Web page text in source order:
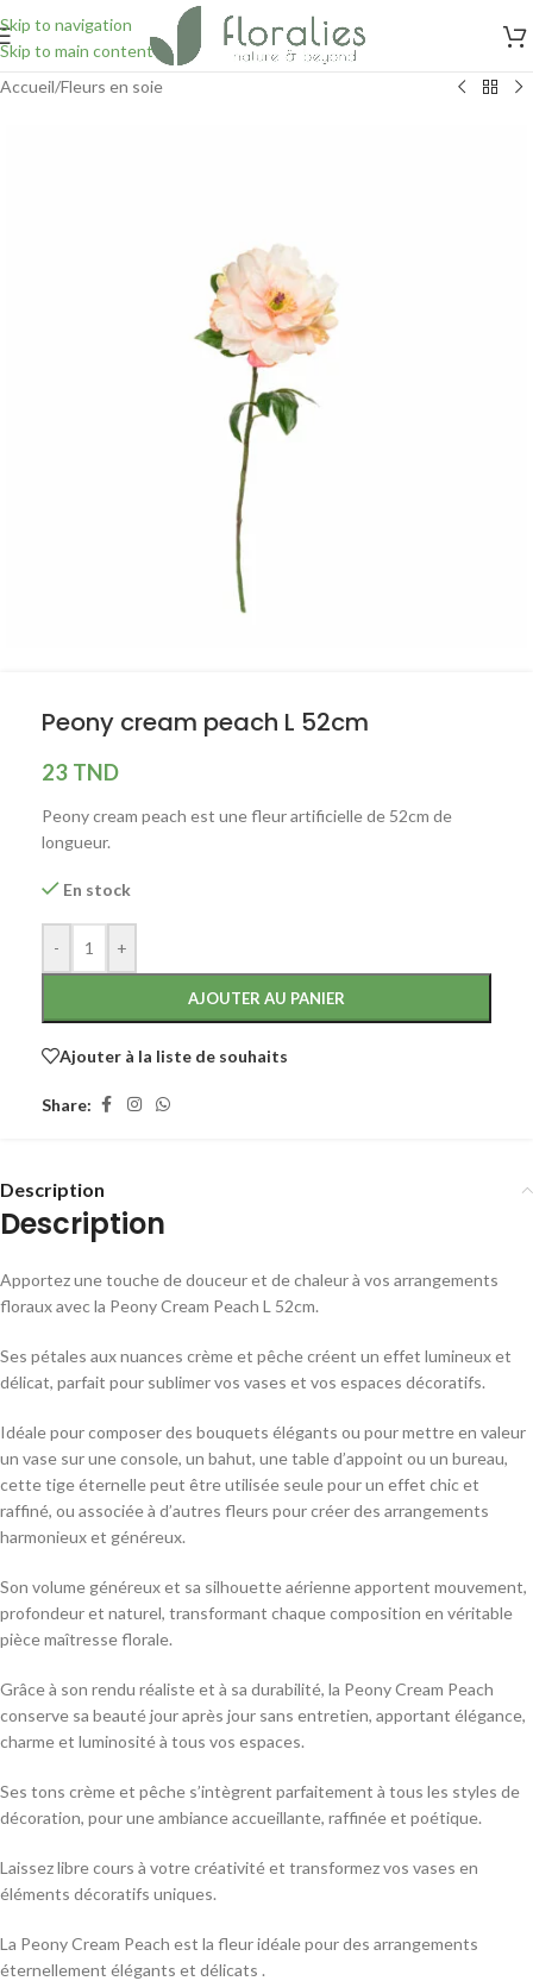
Skip to navigation
Skip to main content
Accueil/Fleurs en soie
Peony cream peach L 52cm
23 TND
Peony cream peach est une fleur artificielle de 52cm de
longueur.
En stock
- +
AJOUTER AU PANIER
Ajouter à la liste de souhaits
Share:
Description
Description
Apportez une touche de douceur et de chaleur à vos arrangements
floraux avec la Peony Cream Peach L 52cm.
Ses pétales aux nuances crème et pêche créent un effet lumineux et
délicat, parfait pour sublimer vos vases et vos espaces décoratifs.
Idéale pour composer des bouquets élégants ou pour mettre en valeur
un vase sur une console, un bahut, une table d’appoint ou un bureau,
cette tige éternelle peut être utilisée seule pour un effet chic et
raffiné, ou associée à d’autres fleurs pour créer des arrangements
harmonieux et généreux.
Son volume généreux et sa silhouette aérienne apportent mouvement,
profondeur et naturel, transformant chaque composition en véritable
pièce maîtresse florale.
Grâce à son rendu réaliste et à sa durabilité, la Peony Cream Peach
conserve sa beauté jour après jour sans entretien, apportant élégance,
charme et luminosité à tous vos espaces.
Ses tons crème et pêche s’intègrent parfaitement à tous les styles de
décoration, pour une ambiance accueillante, raffinée et poétique.
Laissez libre cours à votre créativité et transformez vos vases en
éléments décoratifs uniques.
La Peony Cream Peach est la fleur idéale pour des arrangements
éternellement élégants et délicats .